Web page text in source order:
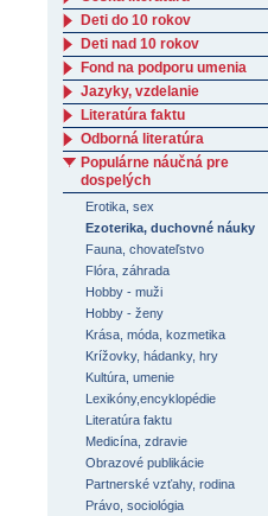
Deti do 10 rokov
Deti nad 10 rokov
Fond na podporu umenia
Jazyky, vzdelanie
Literatúra faktu
Odborná literatúra
Populárne náučná pre
dospelých
Erotika, sex
Ezoterika, duchovné náuky
Fauna, chovateľstvo
Flóra, záhrada
Hobby - muži
Hobby - ženy
Krása, móda, kozmetika
Krížovky, hádanky, hry
Kultúra, umenie
Lexikóny,encyklopédie
Literatúra faktu
Medicína, zdravie
Obrazové publikácie
Partnerské vzťahy, rodina
Právo, sociológia